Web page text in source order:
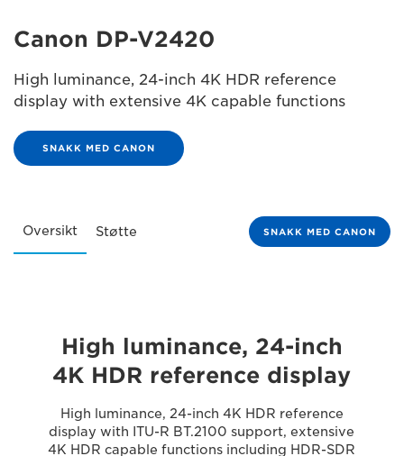
Canon DP-V2420
High luminance, 24-inch 4K HDR reference
display with extensive 4K capable functions
SNAKK MED CANON
Oversikt Støtte SNAKK MED CANON
High luminance, 24-inch
4K HDR reference display
High luminance, 24-inch 4K HDR reference
display with ITU-R BT.2100 support, extensive
4K HDR capable functions including HDR-SDR